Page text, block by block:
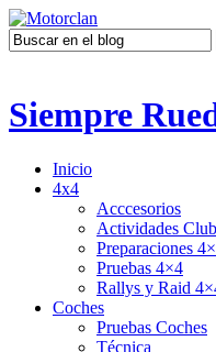
Siempre
Inicio
4x4
Acccesorios
Actividades
Preparaciones
Pruebas 4×4
Rallys y Raid
Coches
Pruebas Coches
Técnica